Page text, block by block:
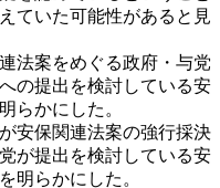
ていた可能性があると見
法案をめぐる政府・与党
の提出を検討している安
らかにした。
安保関連法案の強行採決
が提出を検討している安
明らかにした。